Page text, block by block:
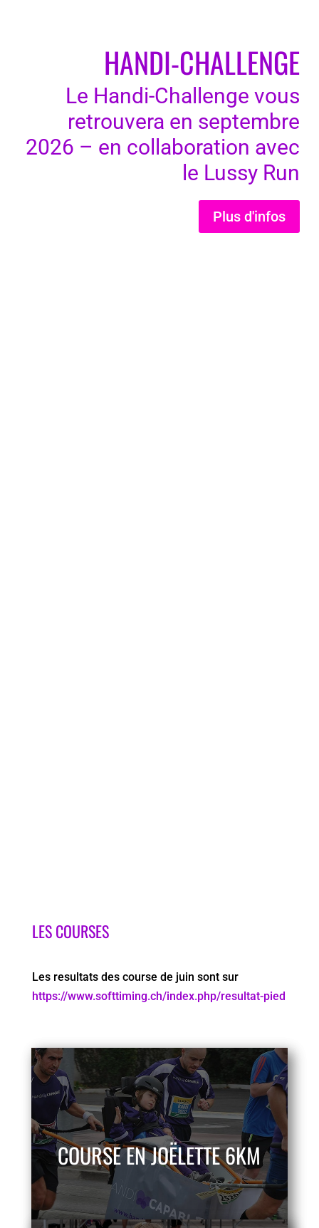
HANDI-CHALLENGE
Le Handi-Challenge vous
retrouvera en septembre
2026 – en collaboration avec
le Lussy Run
Plus d'infos
LES COURSES
Les resultats des course de juin sont sur
https://www.softtiming.ch/index.php/resultat-pied
COURSE EN JOËLETTE 6KM